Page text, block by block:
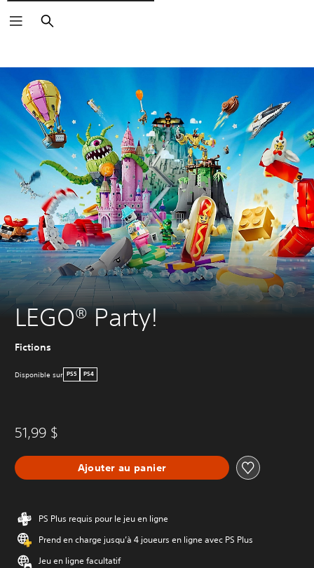
Rechercher
LEGO® Party!
Fictions
Disponible sur PS5 PS4
51,99 $
Ajouter au panier
PS Plus requis pour le jeu en ligne
Prend en charge jusqu’à 4 joueurs en ligne avec PS Plus
Jeu en ligne facultatif